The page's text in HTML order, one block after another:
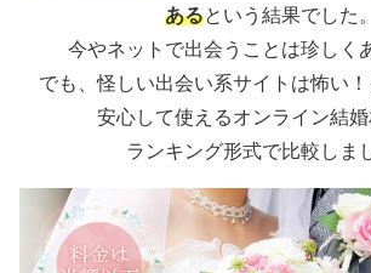
あるという結果でした。
今やネットで出会うことは珍しく
でも、怪しい出会い系サイトは怖い
安心して使えるオンライン結
ランキング形式で比較しま